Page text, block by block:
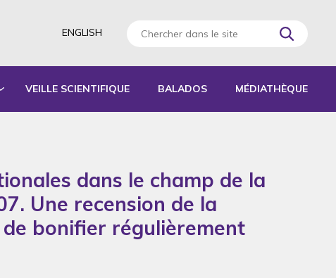
ENGLISH
D’ACTIVITÉS
VEILLE SCIENTIFIQUE BALADOS MÉDIATHÈQUE
dans le champ de la
Une recension de la
bonifier régulièrement